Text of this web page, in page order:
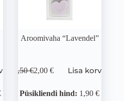
Aroomivaha “Lavendel”
5,50€2,00€ Lisa korvi
Püsikliendi hind: 1,90 €